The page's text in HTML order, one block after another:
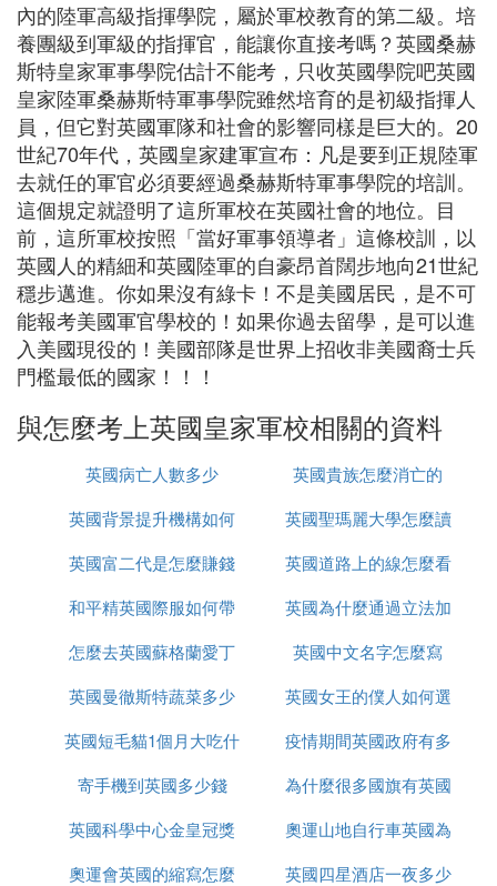
內的陸軍高級指揮學院，屬於軍校教育的第二級。培
養團級到軍級的指揮官，能讓你直接考嗎？英國桑赫
斯特皇家軍事學院估計不能考，只收英國學院吧英國
皇家陸軍桑赫斯特軍事學院雖然培育的是初級指揮人
員，但它對英國軍隊和社會的影響同樣是巨大的。20
世紀70年代，英國皇家建軍宣布：凡是要到正規陸軍
去就任的軍官必須要經過桑赫斯特軍事學院的培訓。
這個規定就證明了這所軍校在英國社會的地位。目
前，這所軍校按照「當好軍事領導者」這條校訓，以
英國人的精細和英國陸軍的自豪昂首闊步地向21世紀
穩步邁進。你如果沒有綠卡！不是美國居民，是不可
能報考美國軍官學校的！如果你過去留學，是可以進
入美國現役的！美國部隊是世界上招收非美國裔士兵
門檻最低的國家！！！
與怎麼考上英國皇家軍校相關的資料
英國病亡人數多少
英國貴族怎麼消亡的
英國背景提升機構如何
辦理
英國聖瑪麗大學怎麼讀
英國富二代是怎麼賺錢
的
英國道路上的線怎麼看
和平精英國際服如何帶
槍進出生島
英國為什麼通過立法加
強社會保障
怎麼去英國蘇格蘭愛丁
堡
英國中文名字怎麼寫
英國曼徹斯特蔬菜多少
錢
英國女王的僕人如何選
的
英國短毛貓1個月大吃什
麼
疫情期間英國政府有多
少錢
寄手機到英國多少錢
為什麼很多國旗有英國
英國科學中心金皇冠獎
是什麼
奧運山地自行車英國為
什麼很厲害
奧運會英國的縮寫怎麼
英國四星酒店一夜多少